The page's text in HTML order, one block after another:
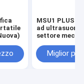
MSU1 PLUS
ad ultrasuoni
settore
Miglior